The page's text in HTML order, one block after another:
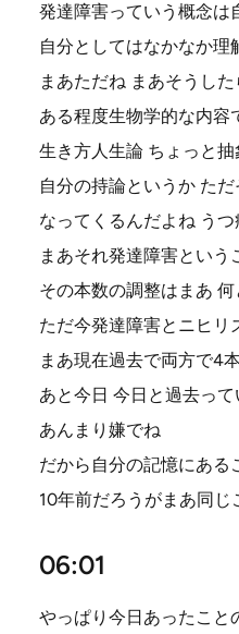
発達障害っていう概念は
自分としてはなかなか
まあただね まあそうし
ある程度生物学的な内容
生き方人生論 ちょっと抽
自分の持論というか た
なってくるんだよね う
まあそれ発達障害とい
その本数の調整はまあ
ただ今発達障害とニヒリ
まあ現在過去で両方で4
あと今日 今日と過去っ
あんまり嫌でね
だから自分の記憶にある
10年前だろうがまあ同
06:01
やっぱり今日あったこと